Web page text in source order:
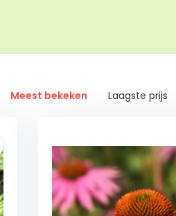
Meest bekeken Laagste prijs